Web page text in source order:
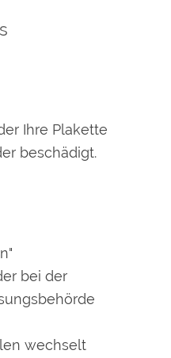
Ihre Plakette
beschädigt.
bei der
wechselt